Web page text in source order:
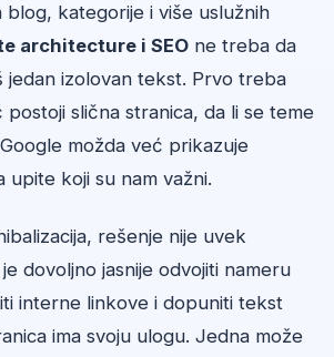
blog, kategorije i više uslužnih
architecture i SEO ne treba da
jedan izolovan tekst. Prvo treba
slična stranica, da li se teme
možda već prikazuje
upite koji su nam važni.
rešenje nije uvek
dovoljno jasnije odvojiti nameru
interne linkove i dopuniti tekst
ima svoju ulogu. Jedna može